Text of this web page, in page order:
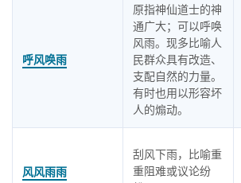
呼风唤雨
原指神仙道士的神
通广大；可以呼唤
风雨。现多比喻人
民群众具有改造、
支配自然的力量。
有时也用以形容坏
人的煽动。
风风雨雨
刮风下雨，比喻重
重阻难或议论纷